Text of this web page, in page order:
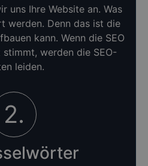
uns Ihre Website an. Was
werden. Denn das ist die
kann. Wenn die SEO
werden die SEO-
leiden.
2.